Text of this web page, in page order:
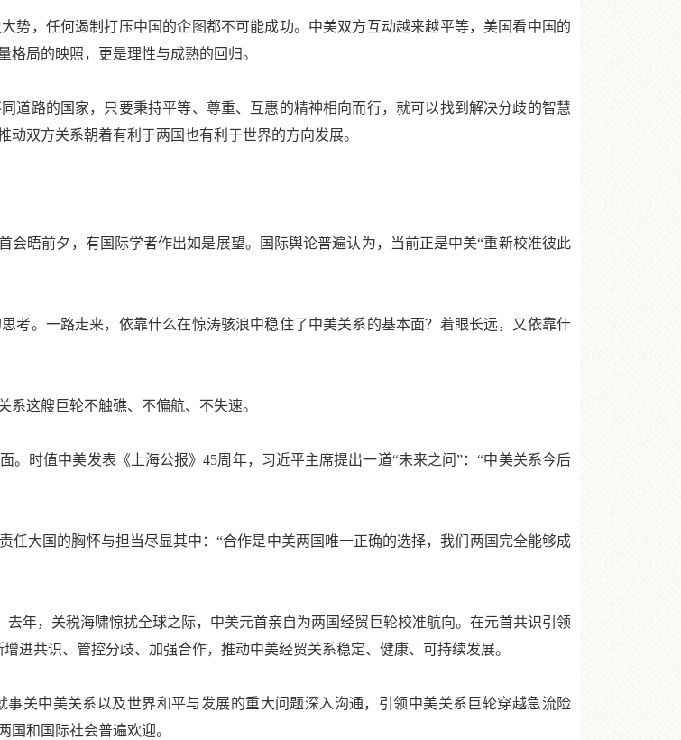
，任何遏制打压中国的企图都不可能成功。中美双方互动越来越平等，美国看中国的
局的映照，更是理性与成熟的回归。
路的国家，只要秉持平等、尊重、互惠的精神相向而行，就可以找到解决分歧的智慧
双方关系朝着有利于两国也有利于世界的方向发展。
晤前夕，有国际学者作出如是展望。国际舆论普遍认为，当前正是中美“重新校准彼此
。一路走来，依靠什么在惊涛骇浪中稳住了中美关系的基本面？着眼长远，又依靠什
这艘巨轮不触礁、不偏航、不失速。
时值中美发表《上海公报》45周年，习近平主席提出一道“未来之问”：“中美关系今后
大国的胸怀与担当尽显其中：“合作是中美两国唯一正确的选择，我们两国完全能够成
年，关税海啸惊扰全球之际，中美元首亲自为两国经贸巨轮校准航向。在元首共识引领
进共识、管控分歧、加强合作，推动中美经贸关系稳定、健康、可持续发展。
中美关系以及世界和平与发展的重大问题深入沟通，引领中美关系巨轮穿越急流险
国和国际社会普遍欢迎。